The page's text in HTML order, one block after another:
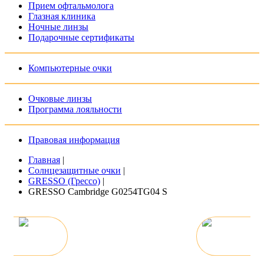
Прием офтальмолога
Глазная клиника
Ночные линзы
Подарочные сертификаты
Компьютерные очки
Очковые линзы
Программа лояльности
Правовая информация
Главная |
Солнцезащитные очки |
GRESSO (Грессо) |
GRESSO Cambridge G0254TG04 S